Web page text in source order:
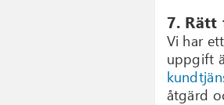
7.
Vi har
uppgift
åtgärd